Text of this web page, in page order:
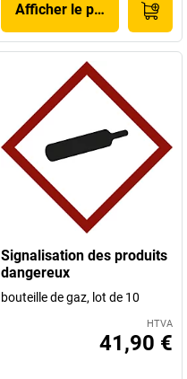
Afficher le produit
Signalisation des produits
dangereux
bouteille de gaz, lot de 10
HTVA
41,90 €